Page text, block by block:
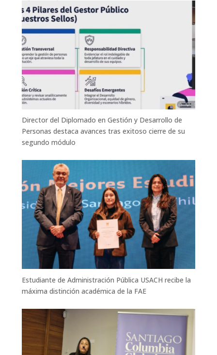
Director del Diplomado en Gestión y Desarrollo de
Personas destaca avances tras exitoso cierre de su
segundo módulo
Estudiante de Administración Pública USACH recibe la
máxima distinción académica de la FAE